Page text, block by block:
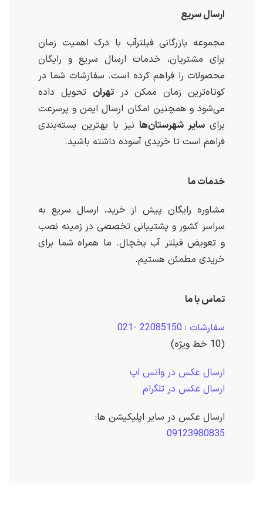
ارسال سریع
مجموعه بازرگانی فیلترآب با درک اهمیت زمان
برای مشتریان، خدمات ارسال سریع و رایگان
محصولات را فراهم کرده است. سفارشات شما در
کوتاه‌ترین زمان ممکن درتهران تحویل داده
می‌شود و همچنین امکان ارسال ایمن و پرسرعت
برایسایر شهرستان‌ها نیز با بهترین بسته‌بندی
فراهم است تا خریدی آسوده داشته باشید.
خدمات ما
مشاوره رایگان پیش از خرید، ارسال سریع به
سراسر کشور و پشتیبانی تخصصی در زمینه نصب
و تعویض فیلتر آب یخچال. ما همراه شما برای
خریدی مطمئن هستیم.
تماس با ما
سفارشات : 22085150 -021
(10 خط ویژه)
ارسال عکس در واتس اپ
ارسال عکس در تلگرام
ارسال عکس در سایر اپلیکیشن ها:
09123980835